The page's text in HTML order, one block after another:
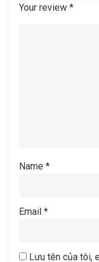
Your review *
Name *
Email *
Lưu tên của tôi,